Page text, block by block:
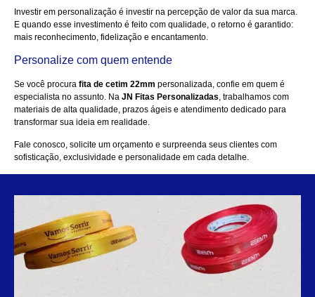
Investir em personalização é investir na percepção de valor da sua marca.
E quando esse investimento é feito com qualidade, o retorno é garantido:
mais reconhecimento, fidelização e encantamento.
Personalize com quem entende
Se você procura fita de cetim 22mm personalizada, confie em quem é
especialista no assunto. Na JN Fitas Personalizadas, trabalhamos com
materiais de alta qualidade, prazos ágeis e atendimento dedicado para
transformar sua ideia em realidade.
Fale conosco, solicite um orçamento e surpreenda seus clientes com
sofisticação, exclusividade e personalidade em cada detalhe.